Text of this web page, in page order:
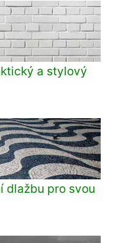
a stylový
dlažbu pro svou